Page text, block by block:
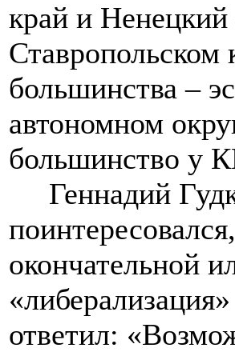
край и
Ставропольском
большинства –
автономном
большинство у
Геннадий
окончательной
ответил: